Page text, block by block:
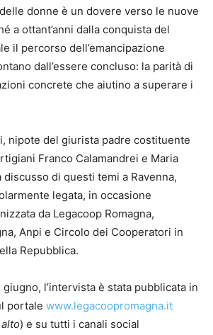
donne è un dovere verso le nuove
a ottant’anni dalla conquista del
il percorso dell’emancipazione
dall’essere concluso: la parità di
concrete che aiutino a superare i
nipote del giurista padre costituente
Franco Calamandrei e Maria
discusso di questi temi a Ravenna,
legata, in occasione
da Legacoop Romagna,
Anpi e Circolo dei Cooperatori in
Repubblica.
l’intervista è stata pubblicata in
portale www.legacoopromagna.it
) e su tutti i canali social